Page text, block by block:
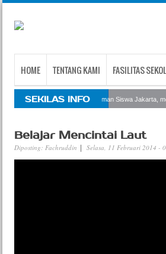
HOME TENTANG KAMI FASILITAS
SEKILAS INFO
Sekolah Internasional Taman Siswa Jakarta,
Belajar Mencintai Laut
Diposting: Fachruddin Selasa, 11 Februari 2014 -